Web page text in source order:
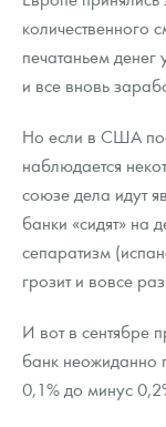
количественного
печатаньем
и все вновь
Но если в США
наблюдается
союзе дела идут
банки «сидят» на
сепаратизм
грозит и вовсе
И вот в сентябре
банк неожиданно
0,1% до минус